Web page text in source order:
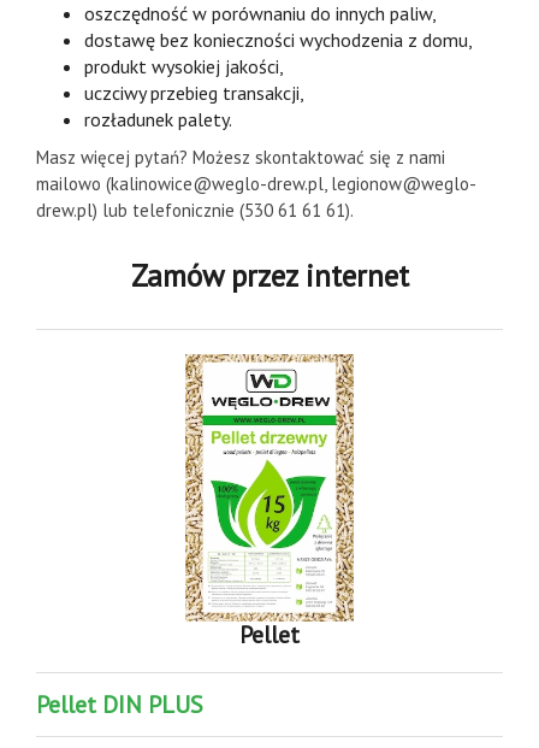
oszczędność w porównaniu do innych paliw,
dostawę bez konieczności wychodzenia z domu,
produkt wysokiej jakości,
uczciwy przebieg transakcji,
rozładunek palety.
Masz więcej pytań? Możesz skontaktować się z nami
mailowo (kalinowice@weglo-drew.pl, legionow@weglo-
drew.pl) lub telefonicznie (530 61 61 61).
Zamów przez internet
Pellet
Pellet DIN PLUS